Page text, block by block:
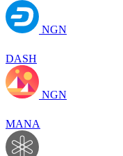
NGN
DASH
NGN
MANA